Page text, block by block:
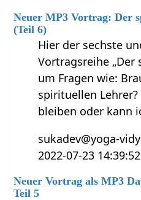
Neuer MP3 Vortrag: Der
(Teil 6)
Hier der sechste
Vortragsreihe „Der
um Fragen wie:
spirituellen
bleiben oder kann
sukadev@yoga-
2022-07-23 14:39:52
Neuer Vortrag als MP3
Teil 5